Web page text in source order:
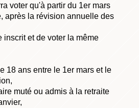
voter qu'à partir du 1er mars
après la révision annuelle des
inscrit et de voter la même
18 ans entre le 1er mars et le
muté ou admis à la retraite